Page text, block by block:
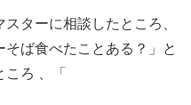
ターに相談したところ、
ば食べたことある？」と
ろ 、「